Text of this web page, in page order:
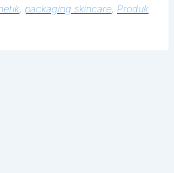
, packaging skincare, Produk